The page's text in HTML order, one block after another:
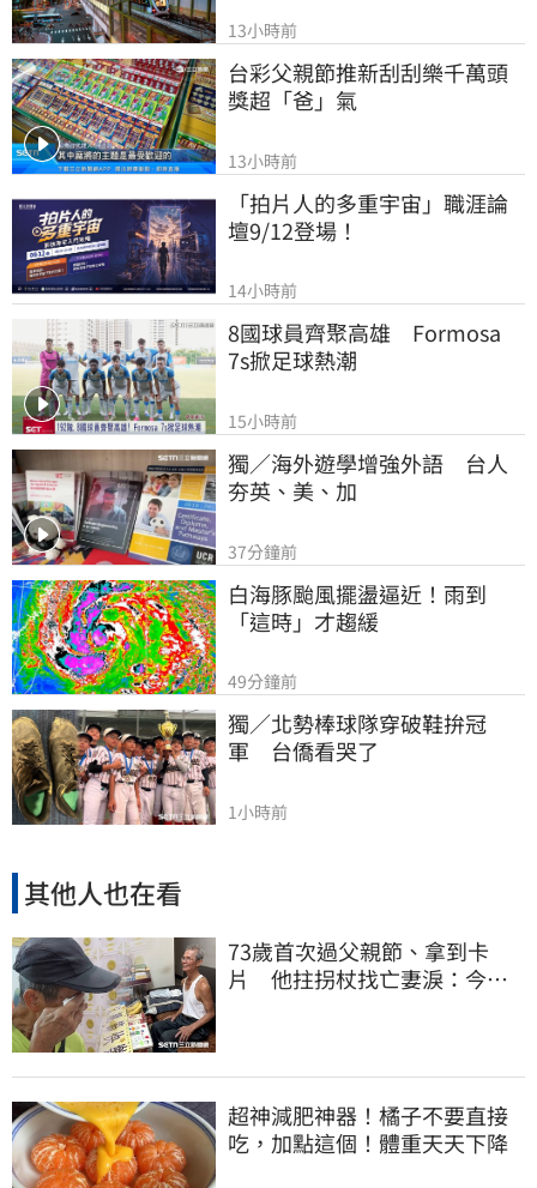
13小時前
台彩父親節推新刮刮樂千萬頭
獎超「爸」氣
13小時前
「拍片人的多重宇宙」職涯論
壇9/12登場！
14小時前
8國球員齊聚高雄　Formosa
7s掀足球熱潮
15小時前
獨／海外遊學增強外語　台人
夯英、美、加
37分鐘前
白海豚颱風擺盪逼近！雨到
「這時」才趨緩
49分鐘前
獨／北勢棒球隊穿破鞋拚冠
軍　台僑看哭了
1小時前
其他人也在看
73歲首次過父親節、拿到卡
片 他拄拐杖找亡妻淚：今天
超神減肥神器！橘子不要直接
吃，加點這個！體重天天下降